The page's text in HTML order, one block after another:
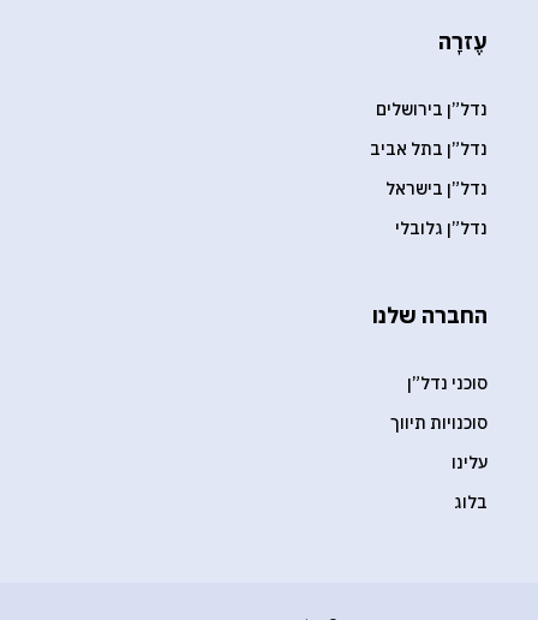
עֶזרָה
נדל”ן בירושלים
נדל”ן בתל אביב
נדל”ן בישראל
נדל”ן גלובלי
החברה שלנו
סוכני נדל”ן
סוכנויות תיווך
עלינו
בלוג